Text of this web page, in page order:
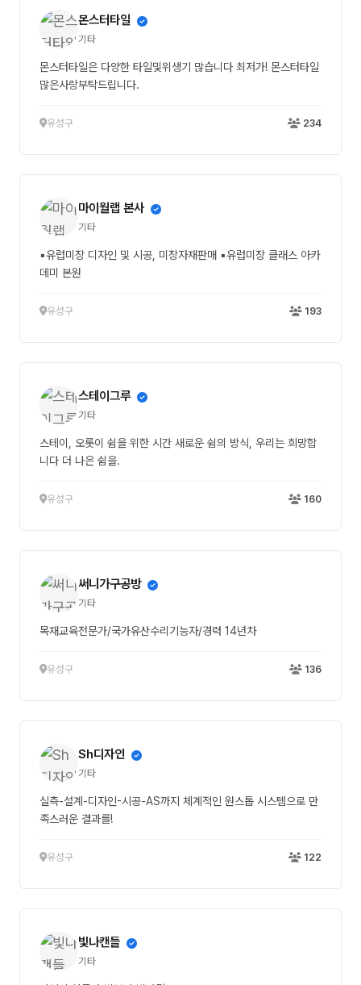
몬스터타일
기타
몬스터타일은 다양한 타일및위생기 많습니다 최저가! 몬스터타일
많은사랑부탁드립니다.
유성구 234
마이월랩 본사
기타
▪유럽미장 디자인 및 시공, 미장자재판매 ▪유럽미장 클래스 아카
데미 본원
유성구 193
스테이그루
기타
스테이, 오롯이 쉼을 위한 시간 새로운 쉼의 방식, 우리는 희망합
니다 더 나은 쉼을.
유성구 160
써니가구공방
기타
목재교육전문가/국가유산수리기능자/경력 14년차
유성구 136
Sh디자인
기타
실측-설계-디자인-시공-AS까지 체계적인 원스톱 시스템으로 만
족스러운 결과를!
유성구 122
빛나캔들
기타